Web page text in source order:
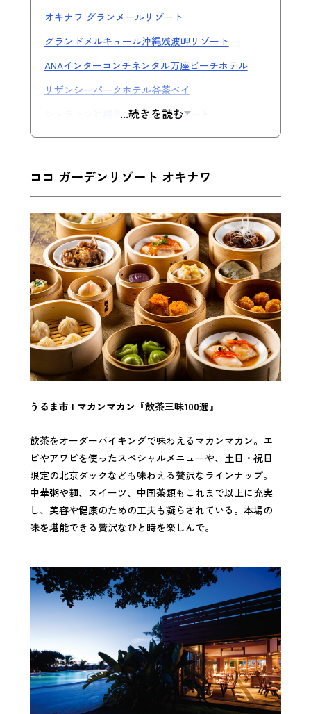
オキナワ グランメールリゾート
グランドメルキュール沖縄残波岬リゾート
ANAインターコンチネンタル万座ビーチホテル
リザンシーパークホテル谷茶ベイ
シェラトン沖縄サンマリーナリゾート
...続きを読む
ココ ガーデンリゾート オキナワ
うるま市 | マカンマカン『飲茶三昧100選』
飲茶をオーダーバイキングで味わえるマカンマカン。エ
ビやアワビを使ったスペシャルメニューや、土日・祝日
限定の北京ダックなども味わえる贅沢なラインナップ。
中華粥や麺、スイーツ、中国茶類もこれまで以上に充実
し、美容や健康のための工夫も凝らされている。本場の
味を堪能できる贅沢なひと時を楽しんで。